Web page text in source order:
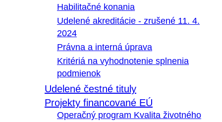
Habilitačné konania
Udelené akreditácie - zrušené 11. 4.
2024
Právna a interná úprava
Kritériá na vyhodnotenie splnenia
podmienok
Udelené čestné tituly
Projekty financované EÚ
Operačný program Kvalita životného